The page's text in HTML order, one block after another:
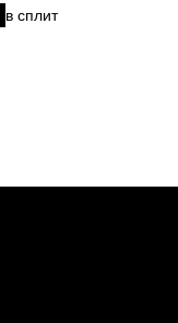
в сплит